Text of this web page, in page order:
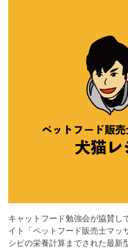
キャットフード勉強会が協賛し
イト「ペットフード販売士マッ
シピの栄養計算までされた最新